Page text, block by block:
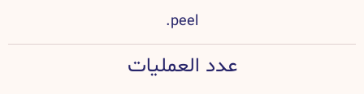
peel.
عدد العمليات